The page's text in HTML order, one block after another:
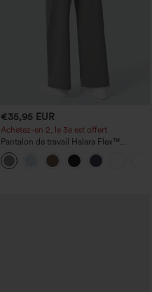
€35,95 EUR
Achetez-en 2, le 3e est offert
Pantalon de travail Halara Flex™
DayStretch à taille haute, avec poches et
coupe droite